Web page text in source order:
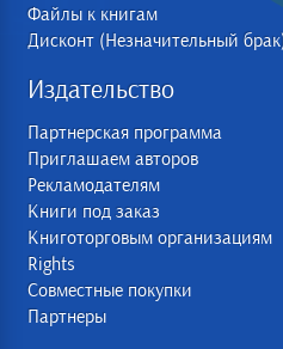
Файлы к книгам
Дисконт (Незначительный
Издательство
Партнерская программа
Приглашаем авторов
Рекламодателям
Книги под заказ
Книготорговым организациям
Rights
Совместные покупки
Партнеры